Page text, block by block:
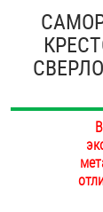
ОПЛАТА И
Болты
Втулки
Гайки
Дюбели